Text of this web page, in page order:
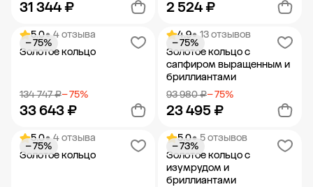
31 344 ₽
Добавить в корзину
2 524 ₽
Добавить в корзину
5.0• 4 отзыва
Золотое кольцо
134 747 ₽− 75%
33 643 ₽
− 75%
Добавить в корзину
4.9• 13 отзывов
Золотое кольцо с
сапфиром выращенным и
бриллиантами
93 980 ₽− 75%
23 495 ₽
− 75%
Добавить в корзину
5.0• 4 отзыва
Золотое кольцо
− 75%
5.0• 5 отзывов
Золотое кольцо с
изумрудом и
бриллиантами
− 73%